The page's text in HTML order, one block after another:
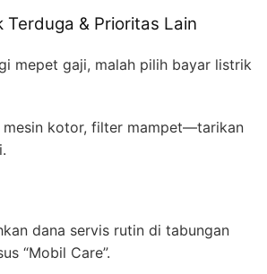
Terduga & Prioritas Lain
mepet gaji, malah pilih bayar listrik
mesin kotor, filter mampet—tarikan
dana servis rutin di tabungan
“Mobil Care”.